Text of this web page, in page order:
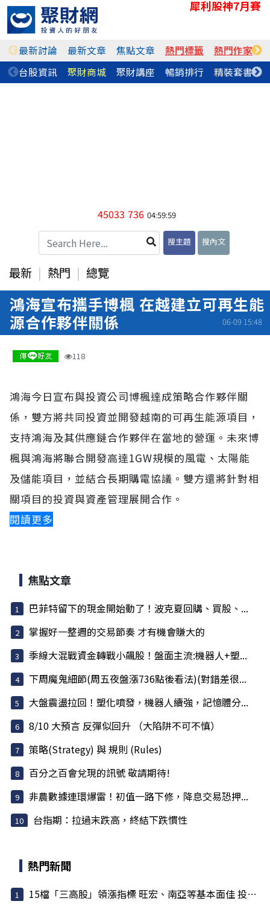
犀利股神7月賽
最新討論 最新文章 焦點文章 熱門標籤 熱門作家
台股資訊
聚財商城 聚財講座 暢銷排行 精裝套書
45033 736 04:59:59
搜主題 搜內文
最新 熱門 總覽
鴻海宣布攜手博楓 在越建立可再生能
源合作夥伴關係
06-09 15:48
118
鴻海今日宣布與投資公司博楓達成策略合作夥伴關
係，雙方將共同投資並開發越南的可再生能源項目，
支持鴻海及其供應鏈合作夥伴在當地的營運。未來博
楓與鴻海將聯合開發高達1GW規模的風電、太陽能
及儲能項目，並結合長期購電協議。雙方還將針對相
關項目的投資與資產管理展開合作。
閱讀更多
焦點文章
巴菲特留下的現金開始動了！波克夏回購、買股、...
掌握好一整週的交易節奏 才有機會賺大的
季線大混戰資金轉戰小飆股！盤面主流:機器人+塑...
下周魔鬼細節(周五夜盤漲736點後看法)(對錯差很...
大盤震盪拉回！塑化噴發，機器人續強，記憶體分...
8/10 大預言 反彈似回升 （大陷阱不可不慎）
策略(Strategy) 與 規則 (Rules)
百分之百會兌現的訊號 敬請期待!
非農數據連環爆雷！初值一路下修，降息交易恐押...
台指期：拉過末跌高，終結下跌慣性
熱門新聞
15檔「三高股」領漲指標 旺宏、南亞等基本面佳 投信大買